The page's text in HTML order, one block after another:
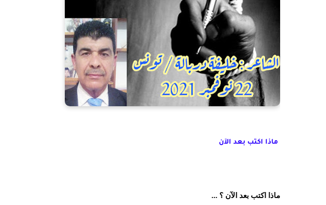
ماذا اكتب بعد الآن
ماذا اكتب بعد الآن ؟ ...